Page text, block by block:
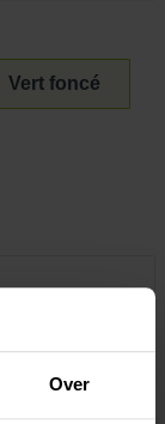
Over
Vert foncé
gamme